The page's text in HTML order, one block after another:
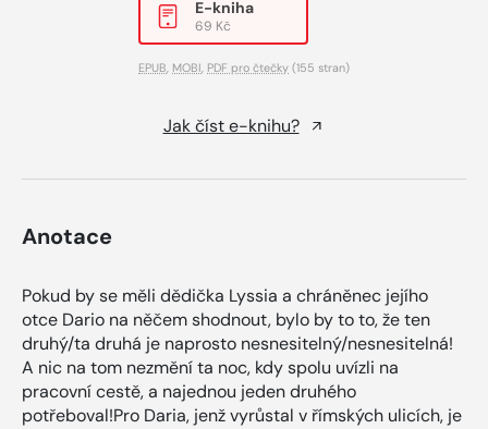
E-kniha
69 Kč
EPUB, MOBI, PDF pro čtečky (155 stran)
Jak číst e-knihu?
Anotace
Pokud by se měli dědička Lyssia a chráněnec jejího
otce Dario na něčem shodnout, bylo by to to, že ten
druhý/ta druhá je naprosto nesnesitelný/nesnesitelná!
A nic na tom nezmění ta noc, kdy spolu uvízli na
pracovní cestě, a najednou jeden druhého
potřeboval!Pro Daria, jenž vyrůstal v římských ulicích, je